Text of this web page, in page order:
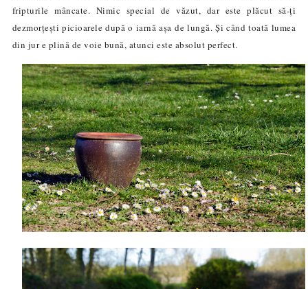
fripturile mâncate. Nimic special de văzut, dar este plăcut să-ți
dezmorțești picioarele după o iarnă așa de lungă. Și când toată lumea
din jure plină de voie bună, atunci este absolut perfect.